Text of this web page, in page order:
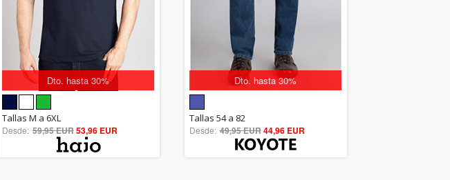
Dto. hasta 30%
5.00
out of 5
Tallas M a 6XL
Desde: 59,95 EUR53,96 EUR
Dto. hasta 30%
5.00
out of 5
Tallas 54 a 82
Desde: 49,95 EUR44,96 EUR